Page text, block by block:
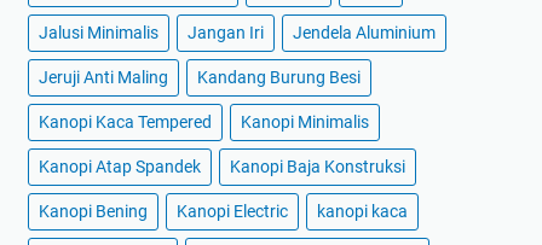
Jalusi Minimalis Jangan Iri Jendela Aluminium
Jeruji Anti Maling Kandang Burung Besi
Kanopi Kaca Tempered Kanopi Minimalis
Kanopi Atap Spandek Kanopi Baja Konstruksi
Kanopi Bening Kanopi Electric kanopi kaca